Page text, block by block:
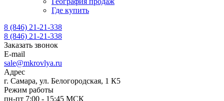
Где купить
8 (846) 21-21-338
8 (846) 21-21-338
Заказать звонок
E-mail
sale@mkrovlya.ru
Адрес
г. Самара, ул. Белогородская, 1 К5
Режим работы
пн-пт 7:00 - 15:45 МСК